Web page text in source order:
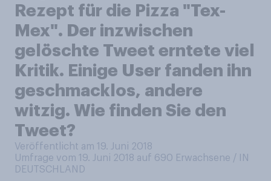
Rezept für die Pizza "Tex-
Mex". Der inzwischen
gelöschte Tweet erntete viel
Kritik. Einige User fanden ihn
geschmacklos, andere
witzig. Wie finden Sie den
Tweet?
Veröffentlicht am 19. Juni 2018
Umfrage vom 19. Juni 2018 auf 690 Erwachsene / IN
DEUTSCHLAND